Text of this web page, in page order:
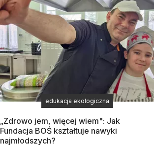
edukacja ekologiczna
„Zdrowo jem, więcej wiem": Jak
Fundacja BOŚ kształtuje nawyki
najmłodszych?